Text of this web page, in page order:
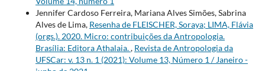
Jennifer Cardoso Ferreira, Mariana Alves Simões, Sabrina
Alves de Lima, Resenha de FLEISCHER, Soraya; LIMA, Flávia
(orgs.). 2020. Micro: contribuições da Antropologia.
Brasília: Editora Athalaia., Revista de Antropologia da
UFSCar: v. 13 n. 1 (2021): Volume 13, Número 1 / Janeiro -